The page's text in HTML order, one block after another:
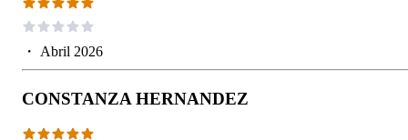
・ Abril 2026
CONSTANZA HERNANDEZ